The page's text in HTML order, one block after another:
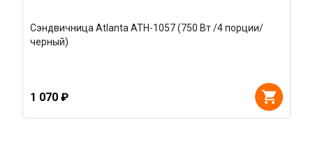
Сэндвичница Atlanta ATH-1057 (750 Вт /4 порции/
черный)
1 070 ₽